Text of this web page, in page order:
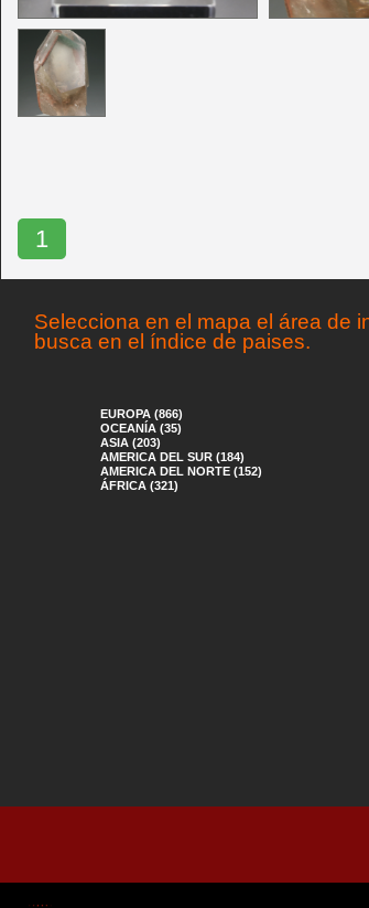
1
Selecciona en el mapa el área de
busca en el índice de paises.
EUROPA (866)
OCEANÍA (35)
ASIA (203)
AMERICA DEL SUR (184)
AMERICA DEL NORTE (152)
ÁFRICA (321)